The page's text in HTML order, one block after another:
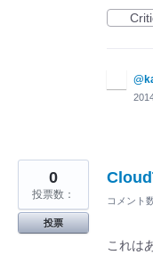
0
投票数：
投票
コメント
これは